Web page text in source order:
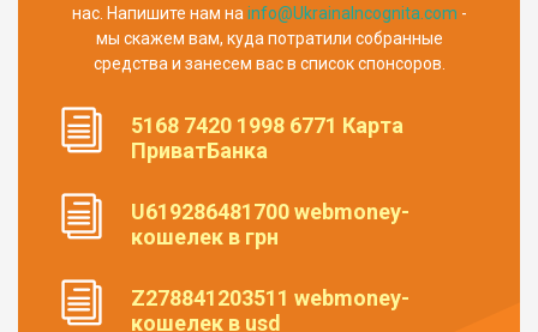
нас. Напишите нам на info@UkrainaIncognita.com -
мы скажем вам, куда потратили собранные
средства и занесем вас в список спонсоров.
5168 7420 1998 6771 Карта
ПриватБанка
U619286481700 webmoney-
кошелек в грн
Z278841203511 webmoney-
кошелек в usd